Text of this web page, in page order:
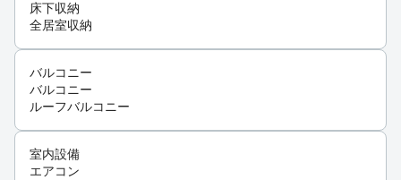
床下収納
全居室収納
バルコニー
バルコニー
ルーフバルコニー
室内設備
エアコン